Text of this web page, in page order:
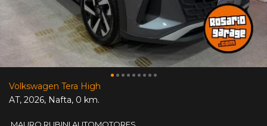
Volkswagen Tera High
AT, 2026, Nafta, 0 km.